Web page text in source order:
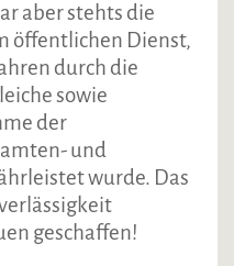
aber stehts die
öffentlichen Dienst,
durch die
sowie
der
und
wurde. Das
geschaffen!